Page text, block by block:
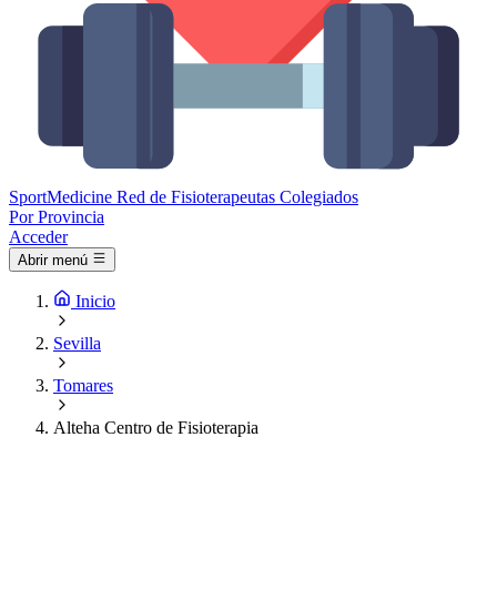
SportMedicine Red de Fisioterapeutas Colegiados
Por Provincia
Acceder
Abrir menú
Inicio
Sevilla
Tomares
Alteha Centro de Fisioterapia